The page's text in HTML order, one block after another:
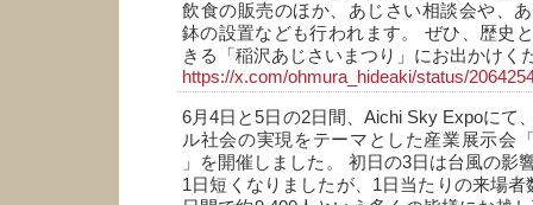
飲食の販売のほか、あじさい相談会や、
鉢の設置なども行われます。 ぜひ、歴史
きる「稲沢あじさいまつり」にお出かけく
https://x.com/ohmura_hideaki/status/
6月4日と5日の2日間、Aichi Sky Expoにて
ル社会の実現をテーマとした産業展示会
」を開催しました。 初日の3日は台風の影
1日短くなりましたが、1日当たりの来場